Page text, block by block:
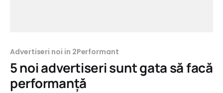
Advertiseri noi in 2Performant
5 noi advertiseri sunt gata să facă
performanță